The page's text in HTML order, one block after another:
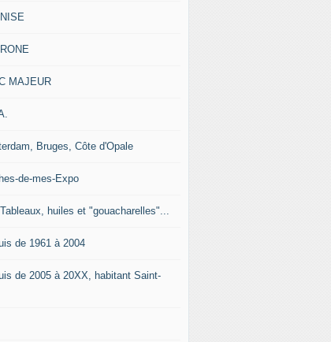
MAJEUR
Bruges, Côte d'Opale
de-mes-Expo
huiles et "gouacharelles"...
de 1961 à 2004
de 2005 à 20XX, habitant Saint-